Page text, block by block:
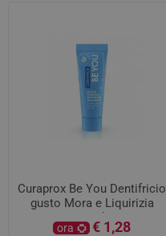
Curaprox Be You Dentifricio
gusto Mora e Liquirizia
10ml
ora € 1,28